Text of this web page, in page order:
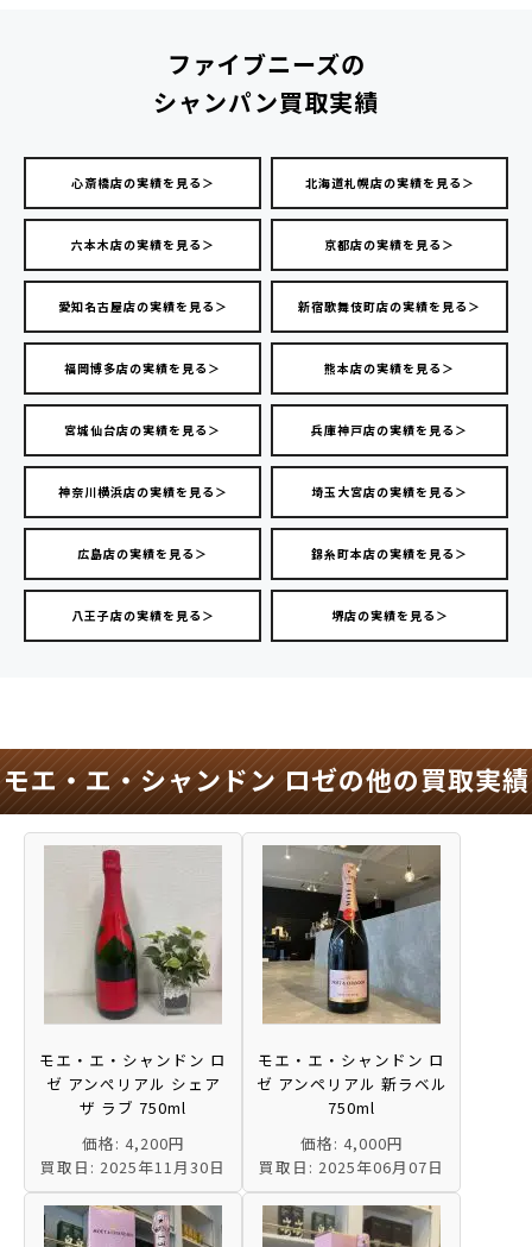
ファイブニーズの
シャンパン買取実績
心斎橋店の実績を見る＞ 北海道札幌店の実績を見る＞
六本木店の実績を見る＞ 京都店の実績を見る＞
愛知名古屋店の実績を見る＞ 新宿歌舞伎町店の実績を見る＞
福岡博多店の実績を見る＞ 熊本店の実績を見る＞
宮城仙台店の実績を見る＞ 兵庫神戸店の実績を見る＞
神奈川横浜店の実績を見る＞ 埼玉大宮店の実績を見る＞
広島店の実績を見る＞ 錦糸町本店の実績を見る＞
八王子店の実績を見る＞ 堺店の実績を見る＞
モエ・エ・シャンドン ロゼの他の買取実績
モエ・エ・シャンドン ロ
ゼ アンぺリアル シェア
ザ ラブ 750ml
価格: 4,200円
買取日: 2025年11月30日
モエ・エ・シャンドン ロ
ゼ アンペリアル 新ラベル
750ml
価格: 4,000円
買取日: 2025年06月07日